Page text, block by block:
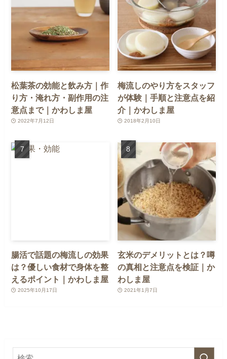
松葉茶の効能と飲み方｜作
り方・淹れ方・副作用の注
意点まで｜かわしま屋
2022年7月12日
梅流しのやり方をスタッフ
が体験｜手順と注意点を紹
介｜かわしま屋
2018年2月10日
腸活で話題の梅流しの効果
は？優しい食材で身体を整
えるポイント｜かわしま屋
2025年10月17日
玄米のデメリットとは？噂
の真相と注意点を検証｜か
わしま屋
2021年1月7日